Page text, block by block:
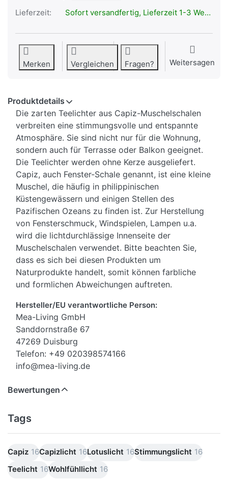
Lieferzeit: Sofort versandfertig, Lieferzeit 1-3 Werktage.
Merken Vergleichen Fragen? Weitersagen
Produktdetails
Die zarten Teelichter aus Capiz-Muschelschalen
verbreiten eine stimmungsvolle und entspannte
Atmosphäre. Sie sind nicht nur für die Wohnung,
sondern auch für Terrasse oder Balkon geeignet.
Die Teelichter werden ohne Kerze ausgeliefert.
Capiz, auch Fenster-Schale genannt, ist eine kleine
Muschel, die häufig in philippinischen
Küstengewässern und einigen Stellen des
Pazifischen Ozeans zu finden ist. Zur Herstellung
von Fensterschmuck, Windspielen, Lampen u.a.
wird die lichtdurchlässige Innenseite der
Muschelschalen verwendet. Bitte beachten Sie,
dass es sich bei diesen Produkten um
Naturprodukte handelt, somit können farbliche
und formlichen Abweichungen auftreten.
Hersteller/EU verantwortliche Person:
Mea-Living GmbH
Sanddornstraße 67
47269 Duisburg
Telefon: +49 020398574166
info@mea-living.de
Bewertungen
Tags
Capiz 16Capizlicht 16Lotuslicht 16Stimmungslicht 16
Teelicht 16Wohlfühllicht 16